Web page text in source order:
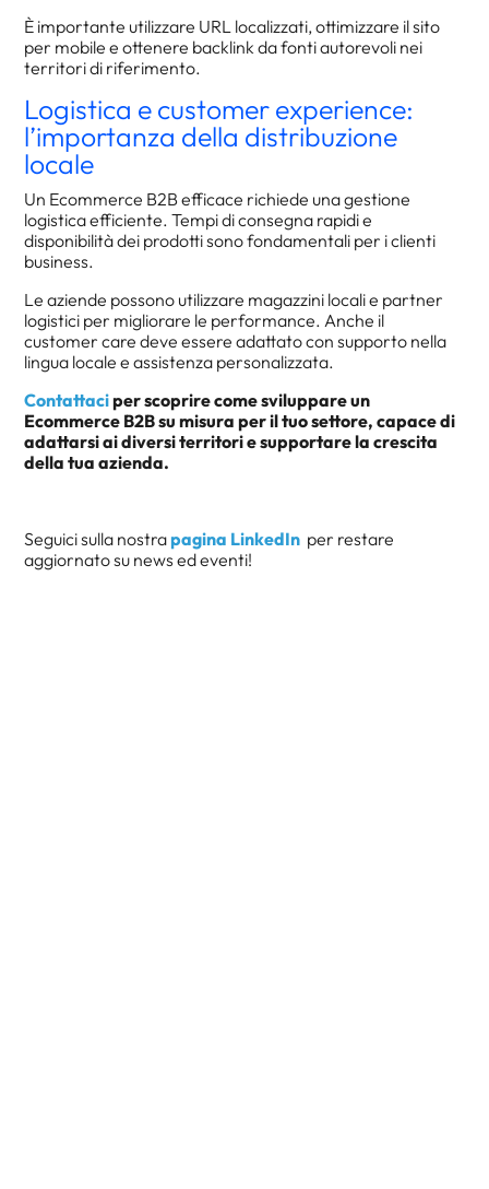
È importante utilizzare URL localizzati, ottimizzare il sito
per mobile e ottenere backlink da fonti autorevoli nei
territori di riferimento.
Logistica e customer experience:
l’importanza della distribuzione
locale
Un Ecommerce B2B efficace richiede una gestione
logistica efficiente. Tempi di consegna rapidi e
disponibilità dei prodotti sono fondamentali per i clienti
business.
Le aziende possono utilizzare magazzini locali e partner
logistici per migliorare le performance. Anche il
customer care deve essere adattato con supporto nella
lingua locale e assistenza personalizzata.
Contattaciper scoprire come sviluppare un
Ecommerce B2B su misura per il tuo settore, capace di
adattarsi ai diversi territori e supportare la crescita
della tua azienda.
Seguici sulla nostrapagina LinkedIn per restare
aggiornato su news ed eventi!